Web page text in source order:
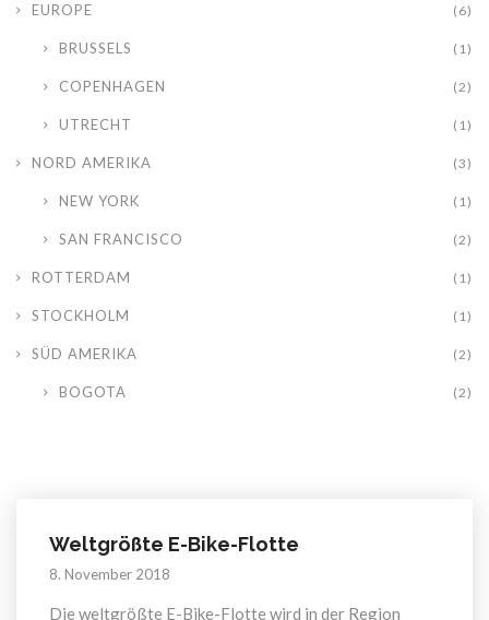
EUROPE (6)
BRUSSELS (1)
COPENHAGEN (2)
UTRECHT (1)
NORD AMERIKA (3)
NEW YORK (1)
SAN FRANCISCO (2)
ROTTERDAM (1)
STOCKHOLM (1)
SÜD AMERIKA (2)
BOGOTA (2)
Weltgrößte E-Bike-Flotte
8. November 2018
Die weltgrößte E-Bike-Flotte wird in der Region